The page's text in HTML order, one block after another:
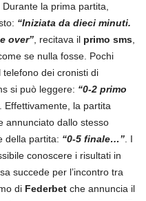
Durante la prima partita,
“Iniziata da dieci minuti.
over”, recitava il primo sms,
se nulla fosse. Pochi
dei cronisti di
si può leggere: “0-2 primo
. Effettivamente, la partita
annunciato dallo stesso
della partita: “0-5 finale…”. I
conoscere i risultati in
succede per l’incontro tra
di Federbet che annuncia il